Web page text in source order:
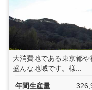
大消費地である東京都
盛んな地域です。様...
年間生産量